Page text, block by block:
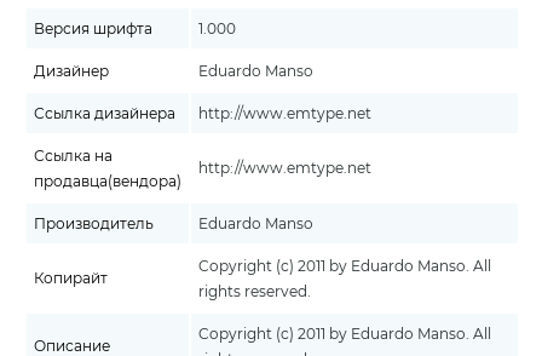
Версия шрифта 1.000
Дизайнер Eduardo Manso
Ссылка дизайнера http://www.emtype.net
Ссылка на
продавца(вендора)
http://www.emtype.net
Производитель Eduardo Manso
Копирайт
Copyright (c) 2011 by Eduardo Manso. All
rights reserved.
Описание
Copyright (c) 2011 by Eduardo Manso. All